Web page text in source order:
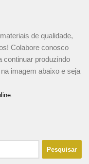
de qualidade,
Colabore conosco
continuar produzindo
imagem abaixo e seja